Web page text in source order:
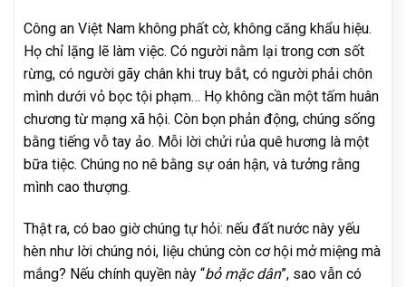
Công an Việt Nam không phất cờ, không căng khẩu hiệu.
Họ chỉ lặng lẽ làm việc. Có người nằm lại trong cơn sốt
rừng, có người gãy chân khi truy bắt, có người phải chôn
mình dưới vỏ bọc tội phạm… Họ không cần một tấm huân
chương từ mạng xã hội. Còn bọn phản động, chúng sống
bằng tiếng vỗ tay ảo. Mỗi lời chửi rủa quê hương là một
bữa tiệc. Chúng no nê bằng sự oán hận, và tưởng rằng
mình cao thượng.
Thật ra, có bao giờ chúng tự hỏi: nếu đất nước này yếu
hèn như lời chúng nói, liệu chúng còn cơ hội mở miệng mà
mắng? Nếu chính quyền này “bỏ mặc dân”, sao vẫn có